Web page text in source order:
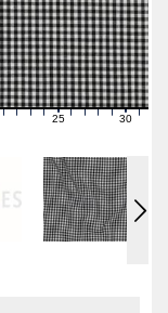
222324252627282930 31